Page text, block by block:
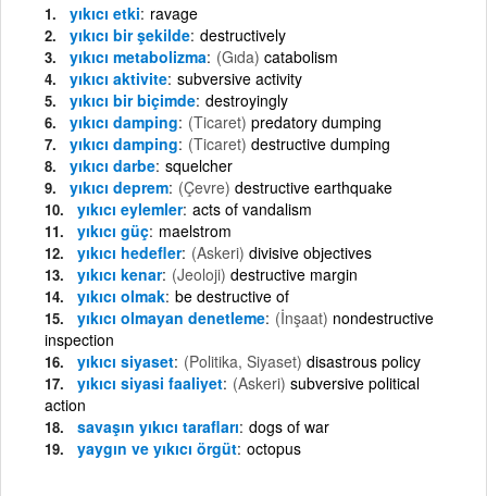
yıkıcı etki ravage
yıkıcı bir şekilde destructively
yıkıcı metabolizma (Gıda) catabolism
yıkıcı aktivite subversive activity
yıkıcı bir biçimde destroyingly
yıkıcı damping (Ticaret) predatory dumping
yıkıcı damping (Ticaret) destructive dumping
yıkıcı darbe squelcher
yıkıcı deprem (Çevre) destructive earthquake
yıkıcı eylemler acts of vandalism
yıkıcı güç maelstrom
yıkıcı hedefler (Askeri) divisive objectives
yıkıcı kenar (Jeoloji) destructive margin
yıkıcı olmak be destructive of
yıkıcı olmayan denetleme (İnşaat) nondestructive
inspection
yıkıcı siyaset (Politika, Siyaset) disastrous policy
yıkıcı siyasi faaliyet (Askeri) subversive political
action
savaşın yıkıcı tarafları dogs of war
yaygın ve yıkıcı örgüt octopus